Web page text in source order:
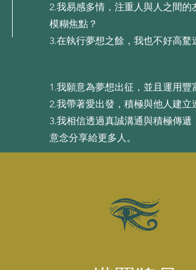
2.我易感多情，注重⼈與⼈之間
模糊焦點？
3.在執⾏夢想之餘，我也不好⾼
1.我願意為夢想出征，並且運⽤豐
2.我帶著愛出發，積極與他⼈建⽴
3.我相信透過真誠溝通與積極傳
意念分享給更多⼈。